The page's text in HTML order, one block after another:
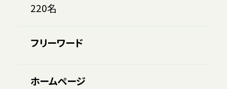
220名
フリーワード
ホームページ